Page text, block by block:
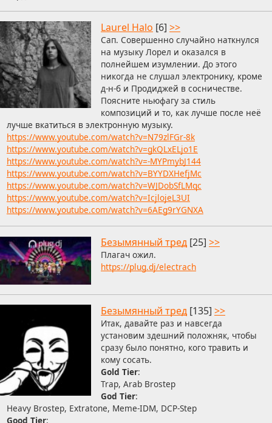
Laurel Halo [6] >>
Сап. Совершенно случайно наткнулся
на музыку Лорел и оказался в
полнейшем изумлении. До этого
никогда не слушал электронику, кроме
д-н-б и Продиджей в сосничестве.
Поясните ньюфагу за стиль
композиций и то, как лучше после неё
лучше вкатиться в электронную музыку.
https://www.youtube.com/watch?v=N79zlFGr-8k
https://www.youtube.com/watch?v=gkQLxELjo1E
https://www.youtube.com/watch?v=-MYPmybJ144
https://www.youtube.com/watch?v=BYYDXHefjMc
https://www.youtube.com/watch?v=WJDobSfLMqc
https://www.youtube.com/watch?v=IcjlojeL3UI
https://www.youtube.com/watch?v=6AEg9rYGNXA
Безымянный тред [25] >>
Плагач ожил.
https://plug.dj/electrach
Безымянный тред [135] >>
Итак, давайте раз и навсегда
установим здешний положняк, чтобы
сразу было понятно, кого травить и
кому сосать.
Gold Tier:
Trap, Arab Brostep
God Tier:
Heavy Brostep, Extratone, Meme-IDM, DCP-Step
Good Tier: